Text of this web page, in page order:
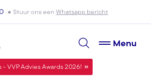
Stuur ons een Whatsapp bericht
Menu
- VVP Advies Awards 2026!